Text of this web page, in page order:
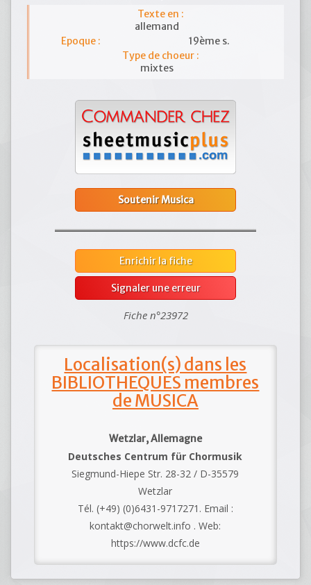
Texte en :
allemand
Epoque :
19ème s.
Type de choeur :
mixtes
Soutenir Musica
Enrichir la fiche
Signaler une erreur
Fiche n°23972
Localisation(s) dans les
BIBLIOTHEQUES membres
de MUSICA
Wetzlar, Allemagne
Deutsches Centrum für Chormusik
Siegmund-Hiepe Str. 28-32 / D-35579
Wetzlar
Tél. (+49) (0)6431-9717271. Email :
kontakt@chorwelt.info . Web:
https://www.dcfc.de